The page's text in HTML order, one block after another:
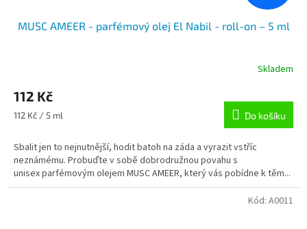
MUSC AMEER - parfémový olej El Nabil - roll-on – 5 ml
Skladem
112 Kč
Měrná
112 Kč / 5 ml Do košíku
Sbalit jen to nejnutnější, hodit batoh na záda a vyrazit vstříc
neznámému. Probuďte v sobě dobrodružnou povahu s
unisex parfémovým olejem MUSC AMEER, který vás pobídne k těm...
Kód: A0011